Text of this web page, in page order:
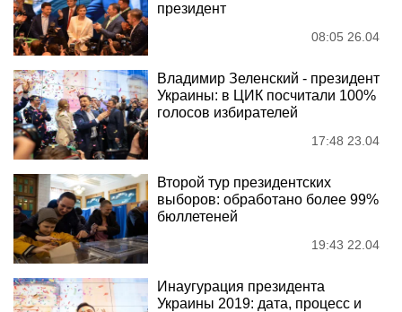
президент
08:05 26.04
Владимир Зеленский - президент
Украины: в ЦИК посчитали 100%
голосов избирателей
17:48 23.04
Второй тур президентских
выборов: обработано более 99%
бюллетеней
19:43 22.04
Инаугурация президента
Украины 2019: дата, процесс и